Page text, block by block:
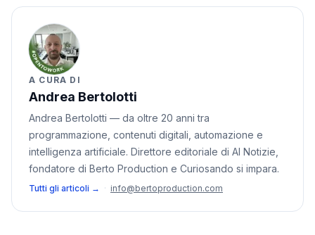
A CURA DI
Andrea Bertolotti
Andrea Bertolotti — da oltre 20 anni tra
programmazione, contenuti digitali, automazione e
intelligenza artificiale. Direttore editoriale di AI Notizie,
fondatore di Berto Production e Curiosando si impara.
Tutti gli articoli → · info@bertoproduction.com